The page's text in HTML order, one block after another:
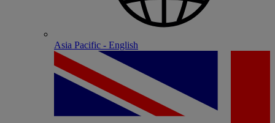
Asia Pacific - English